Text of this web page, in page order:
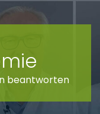
beantworten